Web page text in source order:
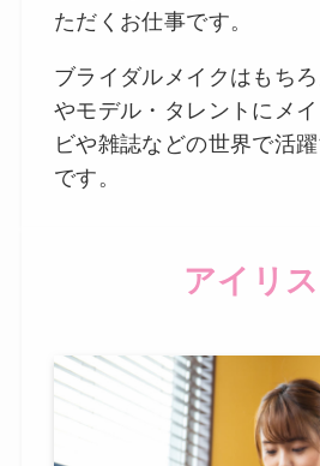
ただくお仕事です。
ブライダルメイクはもち
やモデル・タレントにメ
ビや雑誌などの世界で活
です。
アイリ